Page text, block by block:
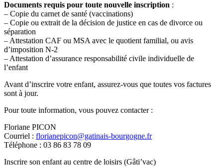
Documents requis pour toute nouvelle inscription :
– Copie du carnet de santé (vaccinations)
– Copie ou extrait de la décision de justice en cas de divorce ou
séparation
– Attestation CAF ou MSA avec le quotient familial, ou avis
d’imposition N-2
– Attestation d’assurance responsabilité civile individuelle de
l’enfant
Avant d’inscrire votre enfant, assurez-vous que toutes vos factures
sont à jour.
Pour toute information, vous pouvez contacter :
Floriane PICON
Courriel : florianepicon@gatinais-bourgogne.fr
Téléphone : 03 86 83 78 09
Inscrire son enfant au centre de loisirs (Gâti’vac)